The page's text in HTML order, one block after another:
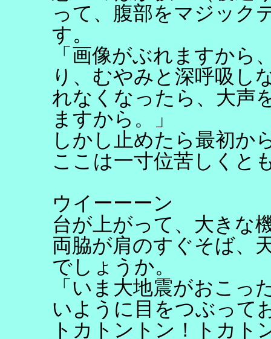
って、腹部をマジック
す。
「画像がぶれますから
り、むやみと深呼吸し
れなくなったら、大声
ますから。」
しかし止めたら最初か
ここは一寸位苦しくと
ウイーーーン
台が上がって、大きな
両脇が肩のすぐそば、
でしょうか。
「いま大地震がおこ
いように目をつぶって
トカトントン！トカト